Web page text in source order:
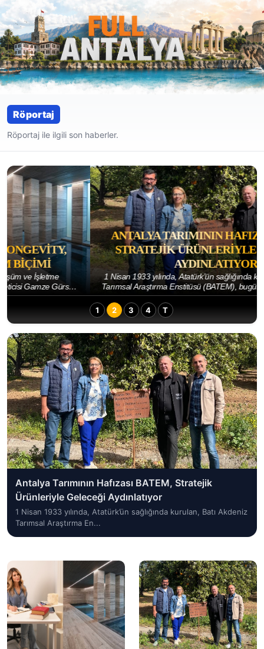
Röportaj
Röportaj ile ilgili son haberler.
ANTALYA TARIMININ HAFIZASI BATEM,
STRATEJIK ÜRÜNLERIYLE GELECEĞI
AYDINLATIYOR
1 Nisan 1933 yılında, Atatürk’ün sağlığında kurulan, Batı Akdeniz
Tarımsal Araştırma Enstitüsü (BATEM), bugün bünyesindeki başta
narenciye türleri olmak üzer...
1
2 3 4 T
Antalya Tarımının Hafızası BATEM, Stratejik
Ürünleriyle Geleceği Aydınlatıyor
1 Nisan 1933 yılında, Atatürk’ün sağlığında kurulan, Batı Akdeniz
Tarımsal Araştırma En...